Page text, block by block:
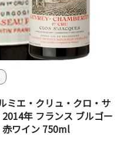
ミエ・クリュ・クロ・サ
年 フランス ブルゴー
赤ワイン 750ml